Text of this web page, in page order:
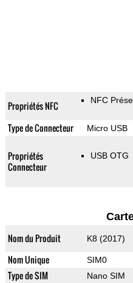
Propriétés NFC NFC
Type de Connecteur Micro USB
Propriétés
Connecteur
USB OTG
Nom du Produit K8 (2017)
Nom Unique SIM0
Type de SIM Nano SIM